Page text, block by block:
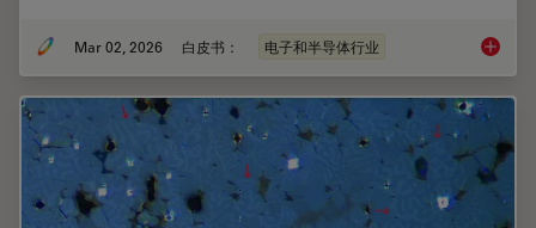
Mar 02, 2026 白皮书： 电子和半导体行业 晶圆表